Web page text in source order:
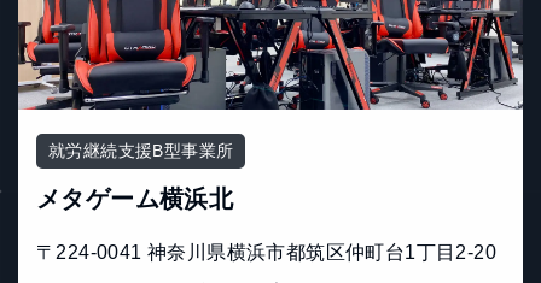
就労継続支援B型事業所
メタゲーム横浜北
〒224-0041 神奈川県横浜市都筑区仲町台1丁目2-20